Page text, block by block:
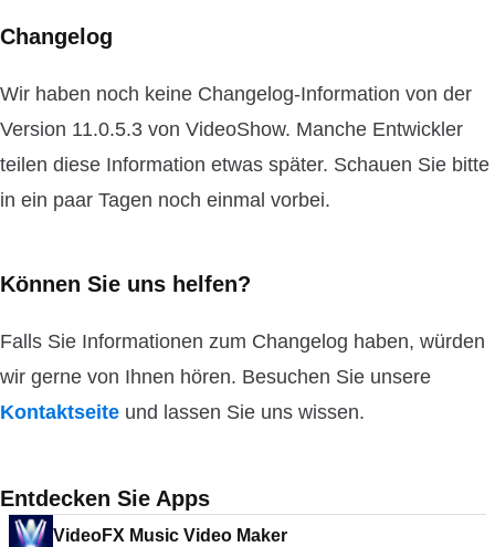
Changelog
Wir haben noch keine Changelog-Information von der
Version 11.0.5.3 von VideoShow. Manche Entwickler
teilen diese Information etwas später. Schauen Sie bitte
in ein paar Tagen noch einmal vorbei.
Können Sie uns helfen?
Falls Sie Informationen zum Changelog haben, würden
wir gerne von Ihnen hören. Besuchen Sie unsere
Kontaktseite und lassen Sie uns wissen.
Entdecken Sie Apps
VideoFX Music Video Maker